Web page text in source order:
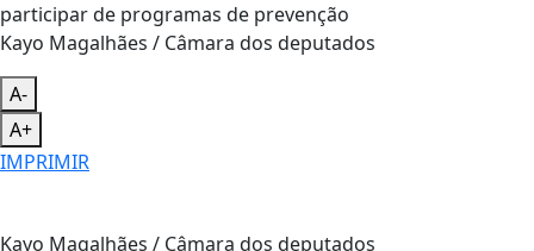
Kayo Magalhães / Câmara dos deputados
A-
A+
IMPRIMIR
Kayo Magalhães / Câmara dos deputados